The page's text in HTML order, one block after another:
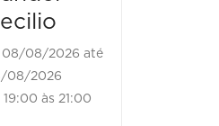
08/08/2026 até
08/2026
às 21:00